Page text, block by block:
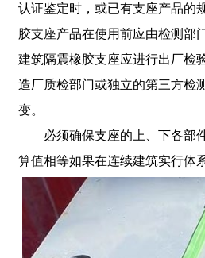
认证鉴定时，或已有支座产品的
胶支座产品在使用前应由检测部
建筑隔震橡胶支座应进行出厂检
造厂质检部门或独立的第三方检
变。
必须确保支座的上、下各部
算值相等如果在连续建筑实行体